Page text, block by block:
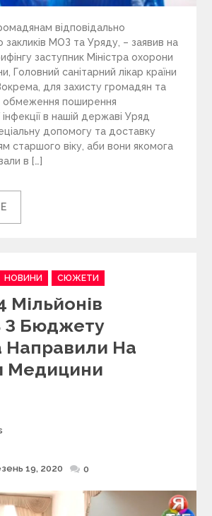
відповідально
закликів МОЗ та Уряду, – заявив на
заступник Міністра охорони
Головний санітарний лікар країни
для захисту громадян та
обмеження поширення
інфекції в нашій державі Уряд
допомогу та доставку
старшого віку, аби вони якомога
в […]
НОВИНИ СЮЖЕТИ
Мільйонів
З Бюджету
Направили На
Медицини
Posted
19, 2020 0